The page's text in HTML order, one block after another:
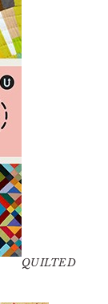
QUILTED